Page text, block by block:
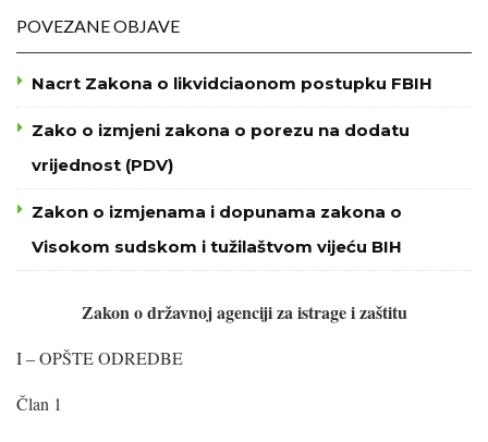
POVEZANE OBJAVE
Nacrt Zakona o likvidciaonom postupku FBIH
Zako o izmjeni zakona o porezu na dodatu
vrijednost (PDV)
Zakon o izmjenama i dopunama zakona o
Visokom sudskom i tužilaštvom vijeću BIH
Zakon o državnoj agenciji za istrage i zaštitu
I – OPŠTE ODREDBE
Član 1